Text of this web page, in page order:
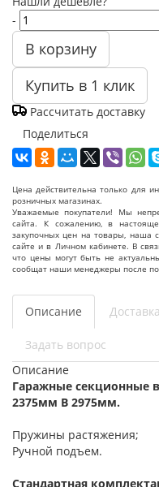
-
В корзину
Купить в 1 клик
Рассчитать доставку
Поделиться
Цена действительна только для
розничных магазинах.
Уважаемые покупатели! Мы
сайта. К сожалению, в
закупочных цен на товары, наша
сайте и в Личном кабинете. В
что цены могут быть не
сообщат наши менеджеры после
Описание Доставка
Задать вопрос
Описание
Гаражные секционные
2375мм В 2975мм.
Пружины растяжения;
Ручной подъем.
Стандартная